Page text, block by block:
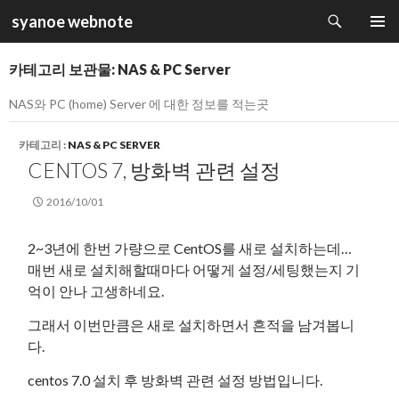
syanoe webnote
색
츠
건
뛰
카테고리 보관물: NAS & PC Server
NAS와 PC (home) Server 에 대한 정보를 적는곳
카테고리 : NAS & PC SERVER
CENTOS 7, 방화벽 관련 설정
2016/10/01
2~3년에 한번 가량으로 CentOS를 새로 설치하는데…
매번 새로 설치해할때마다 어떻게 설정/세팅했는지 기
억이 안나 고생하네요.
그래서 이번만큼은 새로 설치하면서 흔적을 남겨봅니
다.
centos 7.0 설치 후 방화벽 관련 설정 방법입니다.